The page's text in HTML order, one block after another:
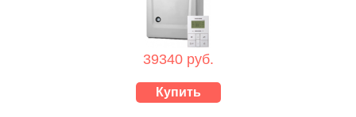
39340 руб.
Купить